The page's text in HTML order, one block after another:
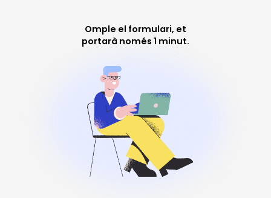
Omple el formulari, et
portarà només 1 minut.